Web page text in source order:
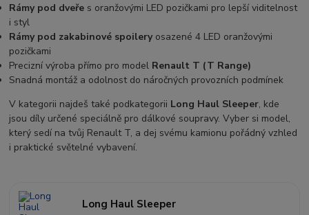
Rámy pod dveře s oranžovými LED pozičkami pro lepší viditelnost
i styl
Rámy pod zakabinové spoileryosazené 4 LED oranžovými
pozičkami
Precizní výroba přímo pro model Renault T (T Range)
Snadná montáž a odolnost do náročných provozních podmínek
V kategorii najdeš také podkategorii Long Haul Sleeper, kde
jsou díly určené speciálně pro dálkové soupravy. Vyber si model,
který sedí na tvůj Renault T, a dej svému kamionu pořádný vzhled
i praktické světelné vybavení.
Long Haul Sleeper